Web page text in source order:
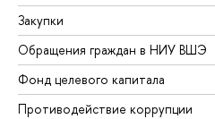
Закупки
Обращения граждан в НИУ ВШЭ
Фонд целевого капитала
Противодействие коррупции